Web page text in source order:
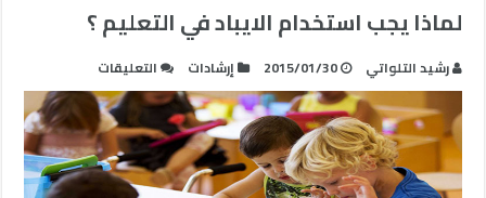
لماذا يجب استخدام الايباد في التعليم ؟
رشيد التلواتي 2015/01/30 إرشادات التعليقات
لماذا
يجب
استخدام
الايباد
في